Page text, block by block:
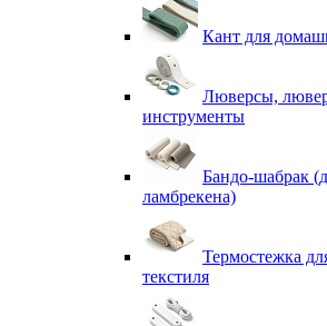
Кант для
Люверсы,
инструменты
Бандо-шабрак
ламбрекена)
Термостежка
текстиля